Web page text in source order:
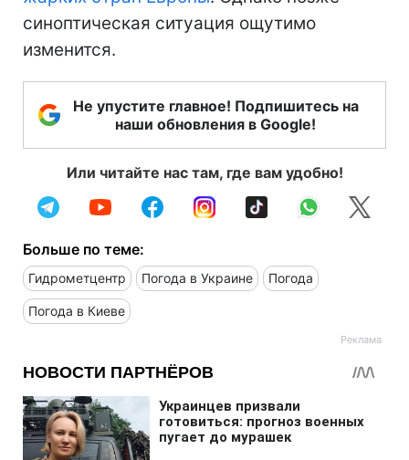
синоптическая ситуация ощутимо
изменится.
Не упустите главное! Подпишитесь на
наши обновления в Google!
Или читайте нас там, где вам удобно!
Больше по теме:
Гидрометцентр Погода в Украине Погода
Погода в Киеве